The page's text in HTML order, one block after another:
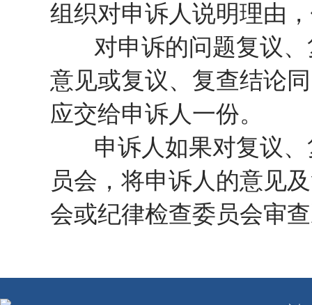
组织对申诉人说明理由
对申诉的问题复议、
意见或复议、复查结论
应交给申诉人一份。
申诉人如果对复议、
员会，将申诉人的意见
会或纪律检查委员会审